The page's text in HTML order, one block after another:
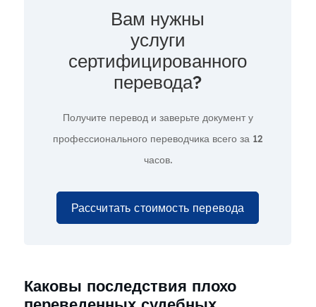
Вам нужны
услуги
сертифицированного
перевода?
Получите перевод и заверьте документ у
профессионального переводчика всего за 12
часов.
Рассчитать стоимость перевода
Каковы последствия плохо